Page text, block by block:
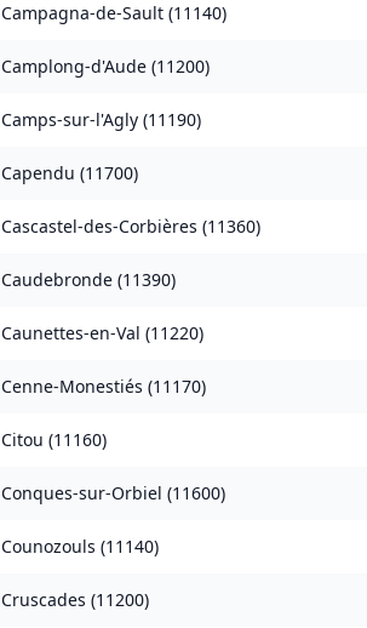
Campagna-de-Sault (11140)
Camplong-d'Aude (11200)
Camps-sur-l'Agly (11190)
Capendu (11700)
Cascastel-des-Corbières (11360)
Caudebronde (11390)
Caunettes-en-Val (11220)
Cenne-Monestiés (11170)
Citou (11160)
Conques-sur-Orbiel (11600)
Counozouls (11140)
Cruscades (11200)